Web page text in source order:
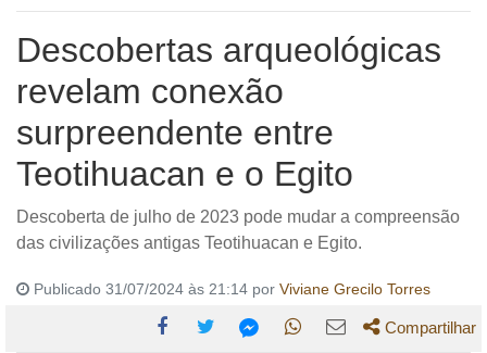
Descobertas arqueológicas
revelam conexão
surpreendente entre
Teotihuacan e o Egito
Descoberta de julho de 2023 pode mudar a compreensão
das civilizações antigas Teotihuacan e Egito.
Publicado 31/07/2024 às 21:14 por Viviane Grecilo Torres
Compartilhar